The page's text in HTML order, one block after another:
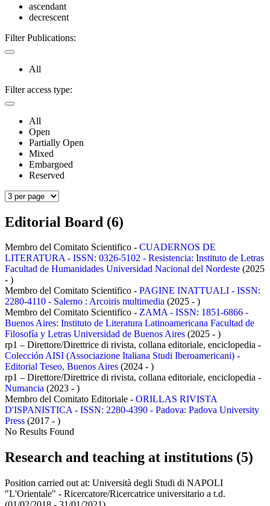
ascendant
decrescent
Filter Publications:
All
Filter access type:
All
Open
Partially Open
Mixed
Embargoed
Reserved
Editorial Board (6)
Membro del Comitato Scientifico - CUADERNOS DE
LITERATURA - ISSN: 0326-5102 - Resistencia: Instituto de Letras
Facultad de Humanidades Universidad Nacional del Nordeste (2025
- )
Membro del Comitato Scientifico - PAGINE INATTUALI - ISSN:
2280-4110 - Salerno : Arcoiris multimedia (2025 - )
Membro del Comitato Scientifico - ZAMA - ISSN: 1851-6866 -
Buenos Aires: Instituto de Literatura Latinoamericana Facultad de
Filosofía y Letras Universidad de Buenos Aires (2025 - )
rp1 – Direttore/Direttrice di rivista, collana editoriale, enciclopedia -
Colección AISI (Associazione Italiana Studi Iberoamericani) -
Editorial Teseo, Buenos Aires (2024 - )
rp1 – Direttore/Direttrice di rivista, collana editoriale, enciclopedia -
Numancia (2023 - )
Membro del Comitato Editoriale - ORILLAS RIVISTA
D'ISPANISTICA - ISSN: 2280-4390 - Padova: Padova University
Press (2017 - )
No Results Found
Research and teaching at institutions (5)
Position carried out at: Università degli Studi di NAPOLI
"L'Orientale" - Ricercatore/Ricercatrice universitario a t.d.